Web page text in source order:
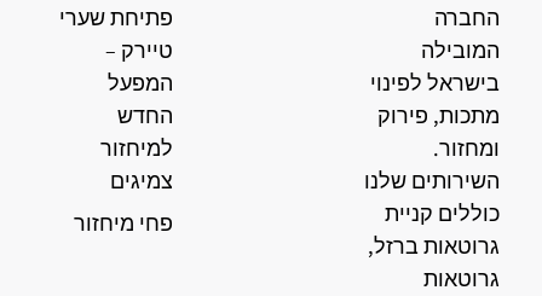
החברה
המובילה
בישראל לפינוי
מתכות, פירוק
ומחזור.
השירותים שלנו
כוללים קניית
גרוטאות ברזל,
גרוטאות
פתיחת שערי
טיירק –
המפעל
החדש
למיחזור
צמיגים
פחי מיחזור